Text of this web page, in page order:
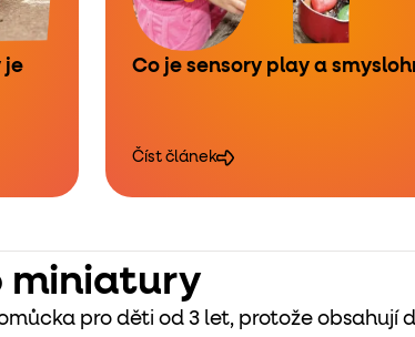
je
Co je sensory play a
Číst článek
miniatury
pro děti od 3 let, protože